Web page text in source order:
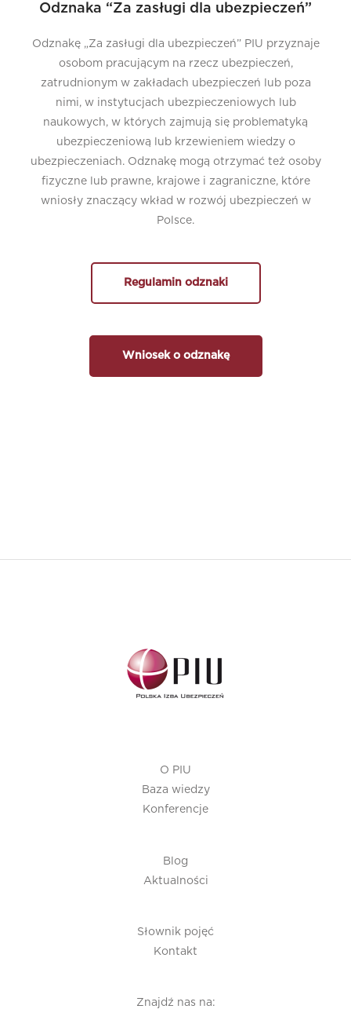
Odznaka “Za zasługi dla ubezpieczeń”
Odznakę „Za zasługi dla ubezpieczeń” PIU przyznaje
osobom pracującym na rzecz ubezpieczeń,
zatrudnionym w zakładach ubezpieczeń lub poza
nimi, w instytucjach ubezpieczeniowych lub
naukowych, w których zajmują się problematyką
ubezpieczeniową lub krzewieniem wiedzy o
ubezpieczeniach. Odznakę mogą otrzymać też osoby
fizyczne lub prawne, krajowe i zagraniczne, które
wniosły znaczący wkład w rozwój ubezpieczeń w
Polsce.
Regulamin odznaki
Wniosek o odznakę
O PIU
Baza wiedzy
Konferencje
Blog
Aktualności
Słownik pojęć
Kontakt
Znajdź nas na: